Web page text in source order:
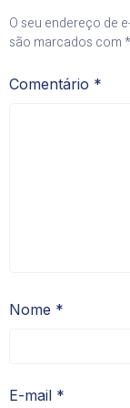
O seu endereço de
são marcados com*
Comentário *
Nome *
E-mail *